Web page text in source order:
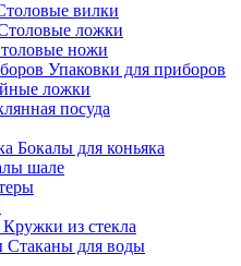
вилки
ложки
ножи
Упаковки для приборов
ложки
посуда
Бокалы для коньяка
шале
Кружки из стекла
Стаканы для воды